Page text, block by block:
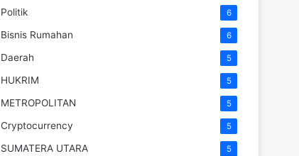
Politik 6
Bisnis Rumahan 6
Daerah 5
HUKRIM 5
METROPOLITAN 5
Cryptocurrency 5
SUMATERA UTARA 5